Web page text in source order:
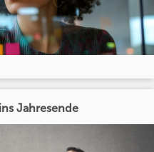
Jahresende